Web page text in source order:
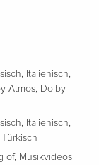
, Italienisch,
Atmos, Dolby
, Italienisch,
Türkisch
of, Musikvideos